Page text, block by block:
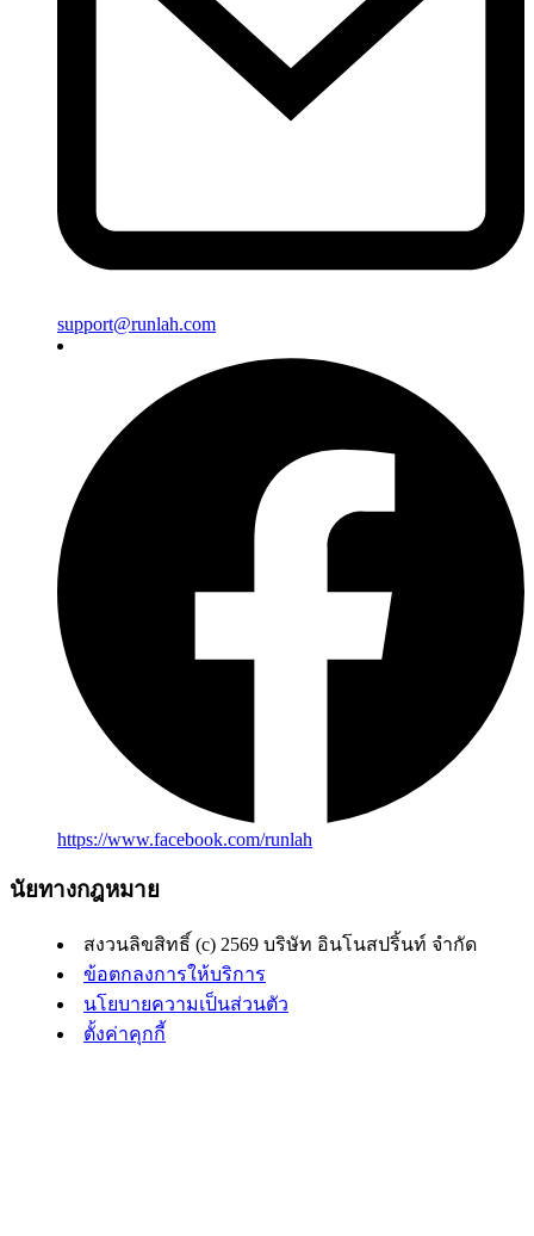
support@runlah.com
https://www.facebook.com/runlah
นัยทางกฎหมาย
สงวนลิขสิทธิ์ (c) 2569 บริษัท อินโนสปริ้นท์ จำกัด
ข้อตกลงการให้บริการ
นโยบายความเป็นส่วนตัว
ตั้งค่าคุกกี้